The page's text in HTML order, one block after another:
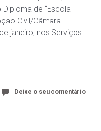
de “Escola
Civil/Câmara
janeiro, nos Serviços
Deixe o seu comentário